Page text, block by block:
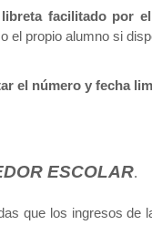
facilitado por
el propio alumno si
el número y fecha
ESCOLAR.
que los ingresos de